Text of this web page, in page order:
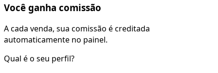
Você ganha comissão
A cada venda, sua comissão é creditada
automaticamente no painel.
Qual é o seu perfil?